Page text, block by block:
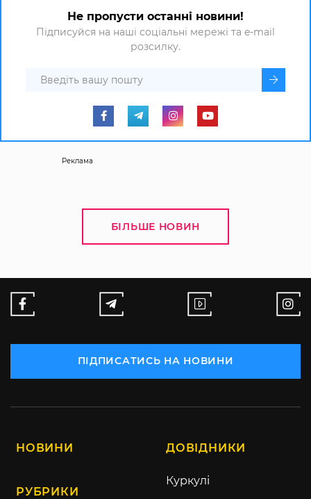
Не пропусти останні новини!
Підписуйся на наші соціальні мережі та e-mail
розсилку.
Реклама
БІЛЬШЕ НОВИН
ПІДПИСАТИСЬ НА НОВИНИ
НОВИНИ
РУБРИКИ
ДОВІДНИКИ
Куркулі